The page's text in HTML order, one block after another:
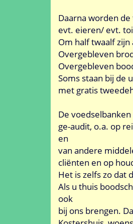
Daarna worden
evt. eieren/ evt.
Om half twaalf
Overgebleven
Overgebleven
Soms staan bij de
met gratis
De
ge-audit, o.a. op
en
van andere
cliënten en op
Het is zelfs zo dat
Als u thuis
ook
bij ons brengen.